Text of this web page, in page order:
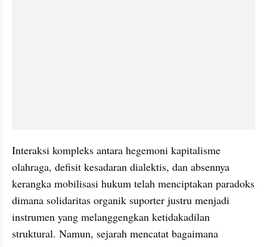
Interaksi kompleks antara hegemoni kapitalisme
olahraga, defisit kesadaran dialektis, dan absennya
kerangka mobilisasi hukum telah menciptakan paradoks
dimana solidaritas organik suporter justru menjadi
instrumen yang melanggengkan ketidakadilan
struktural. Namun, sejarah mencatat bagaimana